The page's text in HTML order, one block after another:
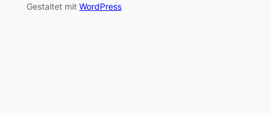
Gestaltet mit WordPress